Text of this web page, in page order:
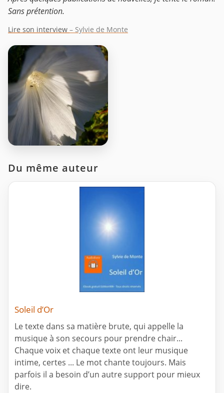
Sans prétention.
Lire son interview – Sylvie de Monte
Du même auteur
Soleil d’Or
Le texte dans sa matière brute, qui appelle la
musique à son secours pour prendre chair...
Chaque voix et chaque texte ont leur musique
intime, certes ... Le mot chante toujours. Mais
parfois il a besoin d’un autre support pour mieux
dire.